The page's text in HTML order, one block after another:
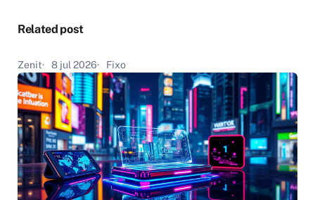
Related post
Zenit 8 jul 2026 Fixo